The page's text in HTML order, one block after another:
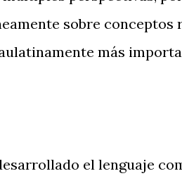
sobre conceptos
más
el lenguaje